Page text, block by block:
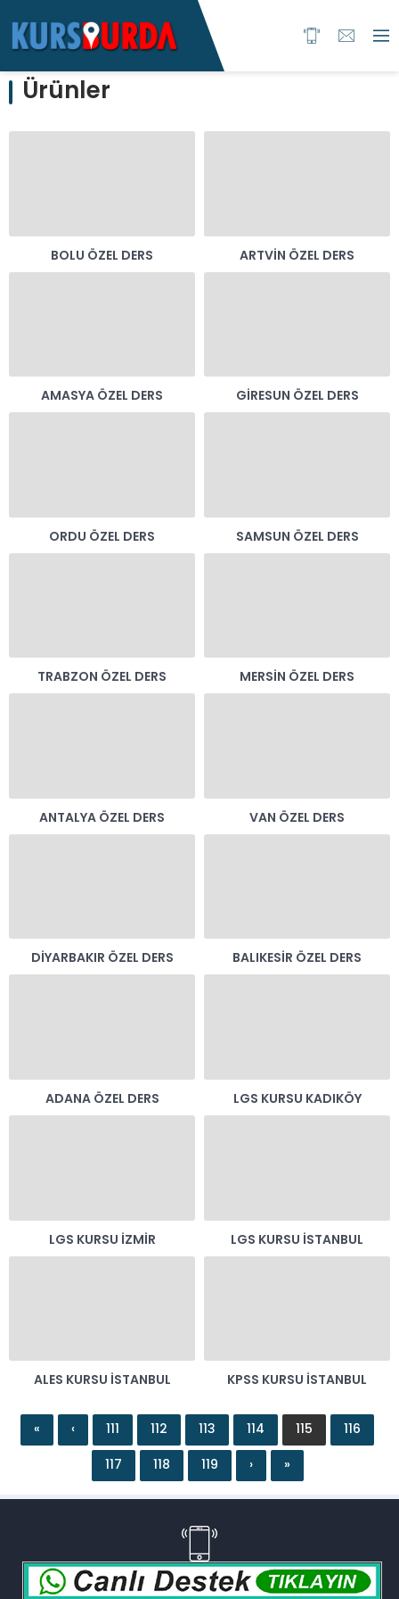
Ürünler
BOLU ÖZEL DERS ARTVIN ÖZEL DERS
AMASYA ÖZEL DERS GIRESUN ÖZEL DERS
ORDU ÖZEL DERS SAMSUN ÖZEL DERS
TRABZON ÖZEL DERS MERSIN ÖZEL DERS
ANTALYA ÖZEL DERS VAN ÖZEL DERS
DIYARBAKIR ÖZEL DERS BALIKESIR ÖZEL DERS
ADANA ÖZEL DERS LGS KURSU KADIKÖY
LGS KURSU İZMIR LGS KURSU İSTANBUL
ALES KURSU İSTANBUL KPSS KURSU İSTANBUL
« ‹ 111 112 113 114 115 116
117 118 119 › »